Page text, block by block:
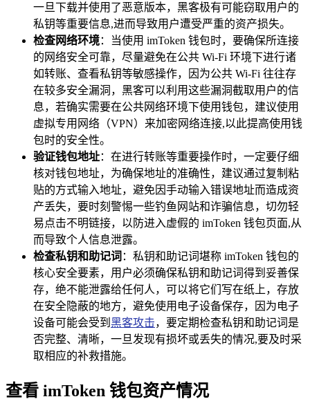
一旦下载并使用了恶意版本，黑客极有可能窃取用户的
私钥等重要信息,进而导致用户遭受严重的资产损失。
检查网络环境：当使用 imToken 钱包时，要确保所连接
的网络安全可靠，尽量避免在公共 Wi-Fi 环境下进行诸
如转账、查看私钥等敏感操作，因为公共 Wi-Fi 往往存
在较多安全漏洞，黑客可以利用这些漏洞截取用户的信
息，若确实需要在公共网络环境下使用钱包，建议使用
虚拟专用网络（VPN）来加密网络连接,以此提高使用钱
包时的安全性。
验证钱包地址：在进行转账等重要操作时，一定要仔细
核对钱包地址，为确保地址的准确性，建议通过复制粘
贴的方式输入地址，避免因手动输入错误地址而造成资
产丢失，要时刻警惕一些钓鱼网站和诈骗信息，切勿轻
易点击不明链接，以防进入虚假的 imToken 钱包页面,从
而导致个人信息泄露。
检查私钥和助记词 ：私钥和助记词堪称 imToken 钱包的
核心安全要素，用户必须确保私钥和助记词得到妥善保
存，绝不能泄露给任何人，可以将它们写在纸上，存放
在安全隐蔽的地方，避免使用电子设备保存，因为电子
设备可能会受到 黑客攻击，要定期检查私钥和助记词是
否完整、清晰，一旦发现有损坏或丢失的情况,要及时采
取相应的补救措施。
查看 imToken 钱包资产情况